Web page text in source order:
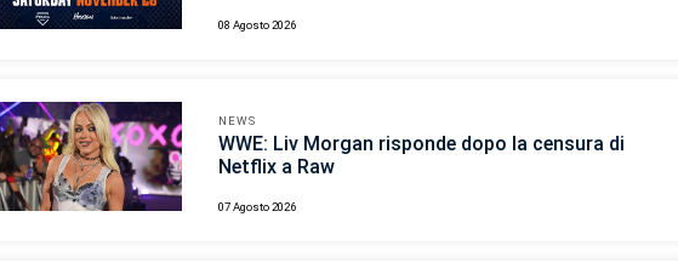
08 Agosto 2026
NEWS
WWE: Liv Morgan risponde dopo la censura di
Netflix a Raw
07 Agosto 2026